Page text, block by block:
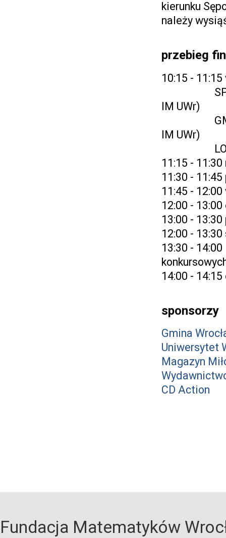
kierunku
należy
przebieg
10:15 - 11:15
SP -
IM UWr)
GM -
IM UWr)
LO - mgr
11:15 -
11:30 -
11:45 -
12:00 -
13:00 -
12:00 -
13:30 -
14:00 -
sponsorzy
Gmina
Uniwersytet
Magazyn
CD Action
Fundacja Matematyków